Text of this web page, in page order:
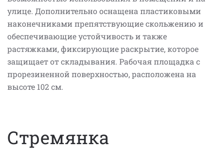
улице. Дополнительно оснащена пластиковыми
наконечниками препятствующие скольжению и
обеспечивающие устойчивость и также
растяжками, фиксирующие раскрытие, которое
защищает от складывания. Рабочая площадка с
прорезиненной поверхностью, расположена на
высоте 102 см.
Стремянка